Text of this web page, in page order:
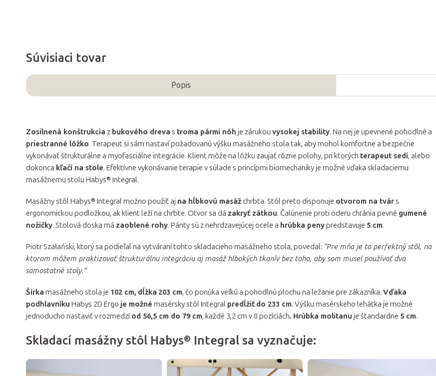
Súvisiaci tovar
Popis
Zosilnená konštrukcia z bukového dreva s troma pármi nôh je zárukou vysokej stability. Na nej je upevnené pohodlné a
priestranné lôžko. Terapeut si sám nastaví požadovanú výšku masážneho stola tak, aby mohol komfortne a bezpečne
vykonávať štrukturálne a myofasciálne integrácie. Klient môže na lôžku zaujať rôzne polohy, pri ktorých terapeut sedí, alebo
dokonca kľačí na stole. Efektívne vykonávanie terapie v súlade s princípmi biomechaniky je možné vďaka skladaciemu
masážnemu stolu Habys® Integral.
Masážny stôl Habys® Integral možno použiť aj na hĺbkovú masážchrbta. Stôl preto disponuje otvorom na tvár s
ergonomickou podložkou, ak klient leží na chrbte. Otvor sa dá zakryť zátkou. Čalúnenie proti oderu chránia pevné gumené
nožičky. Stolová doska má zaoblené rohy. Pánty sú z nehrdzavejúcej ocele a hrúbka penypredstavuje 5 cm.
Piotr Szałański, ktorý sa podieľal na vytváraní tohto skladacieho masážneho stola, povedal: “Pre mňa je to perfektný stôl, na
ktorom môžem praktizovať štrukturálnu integráciu aj masáž hlbokých tkanív bez toho, aby som musel používať dva
samostatné stoly.”
Šírka masážneho stola je 102 cm, dĺžka 203 cm, čo ponúka veľkú a pohodlnú plochu na ležanie pre zákazníka. Vďaka
podhlavníku Habys 2D Ergo je možné masérsky stôl Integral predĺžiť do 233 cm. Výšku masérskeho lehátka je možné
jednoducho nastaviť v rozmedzíod 56,5 cm do 79 cm, každé 3,2 cm v 8 pozíciách. Hrúbka molitanu je štandardne 5 cm.
Skladací masážny stôl Habys® Integral sa vyznačuje: